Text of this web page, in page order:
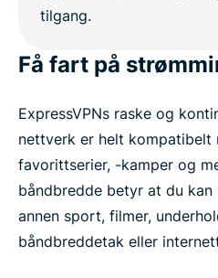
Få fart på
ExpressVPNs raske og
nettverk er helt kompatibelt
favorittserier, -kamper og
båndbredde betyr at du
annen sport, filmer,
båndbreddetak eller